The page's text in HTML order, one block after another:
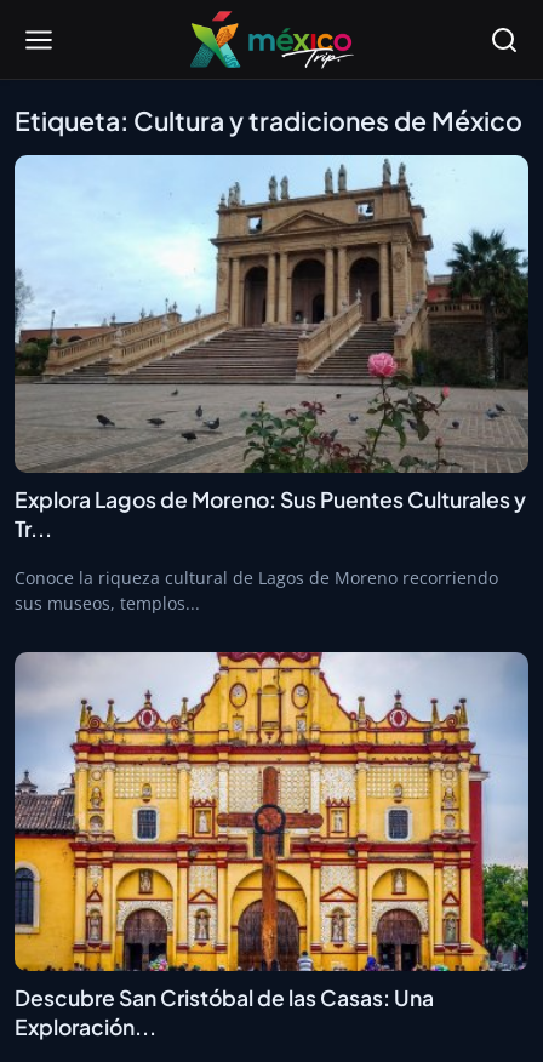
Etiqueta: Cultura y tradiciones de México
Explora Lagos de Moreno: Sus Puentes Culturales y
Tr...
Conoce la riqueza cultural de Lagos de Moreno recorriendo
sus museos, templos...
Descubre San Cristóbal de las Casas: Una
Exploración...